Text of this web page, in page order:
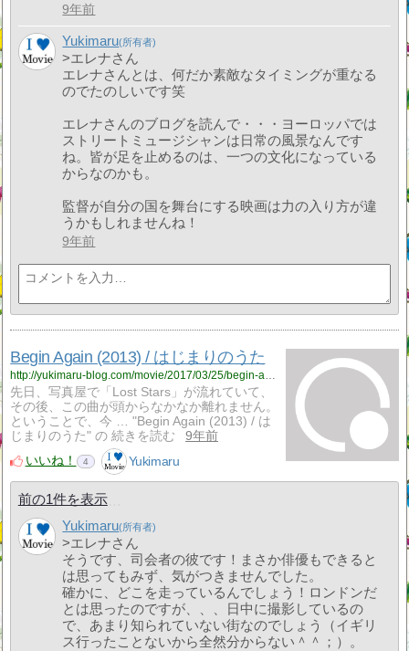
9年前
Yukimaru
>エレナさん
エレナさんとは、何だか素敵なタイミングが重なる
のでたのしいです笑
エレナさんのブログを読んで・・・ヨーロッパでは
ストリートミュージシャンは日常の風景なんです
ね。皆が足を止めるのは、一つの文化になっている
からなのかも。
監督が自分の国を舞台にする映画は力の入り方が違
うかもしれませんね！
9年前
Begin Again (2013) / はじまりのうた
http://yukimaru-blog.com/movie/2017/03/25/begin-again-2013-%e3%81%af%e3%81%98%e3%81%be%e3%82%8a%e3%81%ae%e3%81%86%e3%81%9f/
先日、写真屋で「Lost Stars」が流れていて、
その後、この曲が頭からなかなか離れません。
ということで、今 … "Begin Again (2013) / は
じまりのうた" の 続きを読む
9年前
いいね！
4 Yukimaru
前の1件を表示
Yukimaru
>エレナさん
そうです、司会者の彼です！まさか俳優もできると
は思ってもみず、気がつきませんでした。
確かに、どこを走っているんでしょう！ロンドンだ
とは思ったのですが、、、日中に撮影しているの
で、あまり知られていない街なのでしょう（イギリ
ス行ったことないから全然分からない＾＾；）。